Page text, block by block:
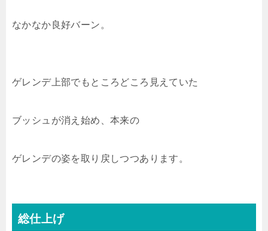
なかなか良好バーン。
ゲレンデ上部でもところどころ見えていた
ブッシュが消え始め、本来の
ゲレンデの姿を取り戻しつつあります。
総仕上げ